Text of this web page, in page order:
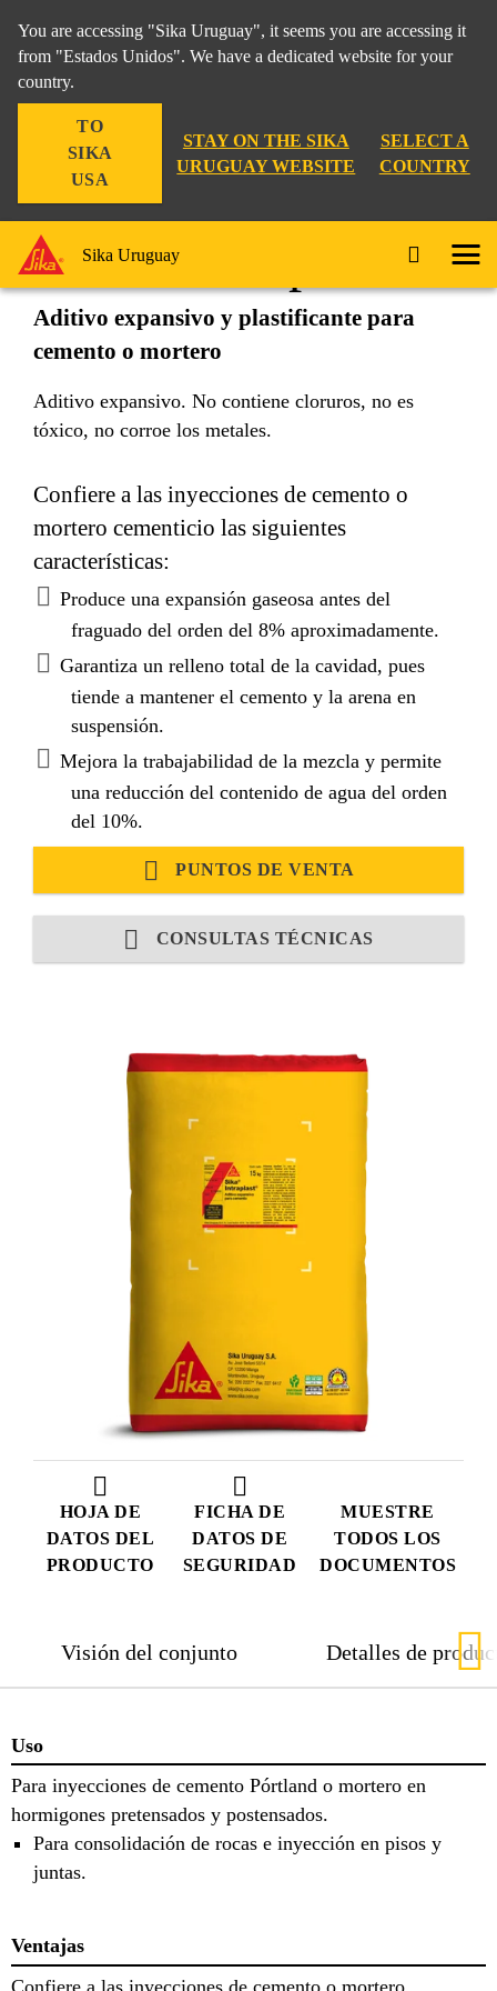
You are accessing "Sika Uruguay", it seems you are accessing it
from "Estados Unidos". We have a dedicated website for your
country.
TO
SIKA
USA
STAY ON THE SIKA
URUGUAY WEBSITE
SELECT A
COUNTRY
Sika Uruguay
HOJA DE
DATOS DEL
PRODUCTO
FICHA DE
DATOS DE
SEGURIDAD
MUESTRE
TODOS LOS
DOCUMENTOS
Sika® Intraplast®
Aditivo expansivo y plastificante para
cemento o mortero
Aditivo expansivo. No contiene cloruros, no es
tóxico, no corroe los metales.
Confiere a las inyecciones de cemento o
mortero cementicio las siguientes
características:
Produce una expansión gaseosa antes del
fraguado del orden del 8% aproximadamente.
Garantiza un relleno total de la cavidad, pues
tiende a mantener el cemento y la arena en
suspensión.
Mejora la trabajabilidad de la mezcla y permite
una reducción del contenido de agua del orden
del 10%.
PUNTOS DE VENTA
CONSULTAS TÉCNICAS
Visión del conjunto Detalles de
Uso
Para inyecciones de cemento Pórtland o mortero en
hormigones pretensados y postensados.
Para consolidación de rocas e inyección en pisos y
juntas.
Ventajas
Confiere a las inyecciones de cemento o mortero